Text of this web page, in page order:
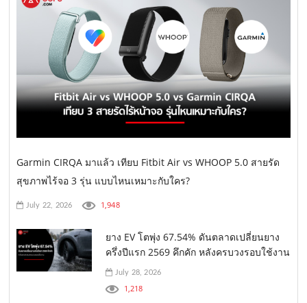
Garmin CIRQA มาแล้ว เทียบ Fitbit Air vs WHOOP 5.0 สายรัด
สุขภาพไร้จอ 3 รุ่น แบบไหนเหมาะกับใคร?
July 22, 2026 1,948
ยาง EV โตพุ่ง 67.54% ดันตลาดเปลี่ยนยาง
ครึ่งปีแรก 2569 คึกคัก หลังครบวงรอบใช้งาน
July 28, 2026
1,218